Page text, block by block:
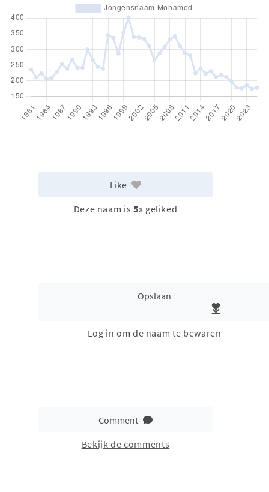
Like
Deze naam is 5x geliked
Opslaan
Log in om de naam te bewaren
Comment
Bekijk de comments